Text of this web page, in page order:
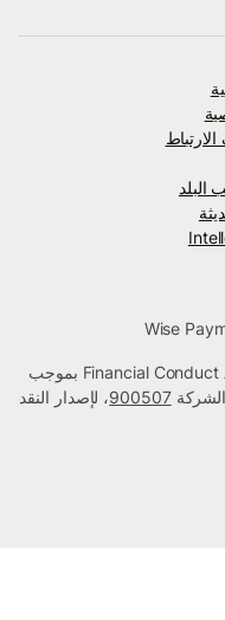
تم اعتماد شركة Wise بواسطة Financial Conduct Authority بموجب
900507، لإصدار النقد